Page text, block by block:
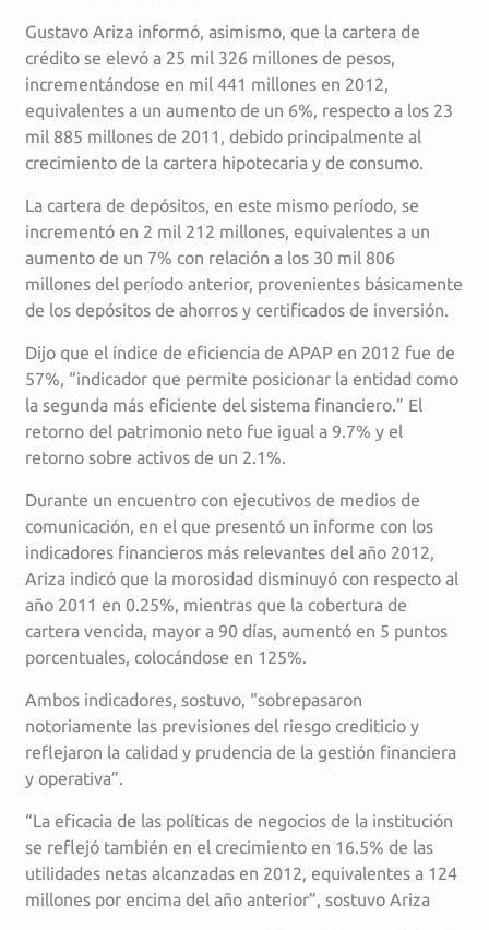
Gustavo Ariza informó, asimismo, que la cartera de
crédito se elevó a 25 mil 326 millones de pesos,
incrementándose en mil 441 millones en 2012,
equivalentes a un aumento de un 6%, respecto a los 23
mil 885 millones de 2011, debido principalmente al
crecimiento de la cartera hipotecaria y de consumo.
La cartera de depósitos, en este mismo período, se
incrementó en 2 mil 212 millones, equivalentes a un
aumento de un 7% con relación a los 30 mil 806
millones del período anterior, provenientes básicamente
de los depósitos de ahorros y certificados de inversión.
Dijo que el índice de eficiencia de APAP en 2012 fue de
57%, “indicador que permite posicionar la entidad como
la segunda más eficiente del sistema financiero.” El
retorno del patrimonio neto fue igual a 9.7% y el
retorno sobre activos de un 2.1%.
Durante un encuentro con ejecutivos de medios de
comunicación, en el que presentó un informe con los
indicadores financieros más relevantes del año 2012,
Ariza indicó que la morosidad disminuyó con respecto al
año 2011 en 0.25%, mientras que la cobertura de
cartera vencida, mayor a 90 días, aumentó en 5 puntos
porcentuales, colocándose en 125%.
Ambos indicadores, sostuvo, “sobrepasaron
notoriamente las previsiones del riesgo crediticio y
reflejaron la calidad y prudencia de la gestión financiera
y operativa”.
“La eficacia de las políticas de negocios de la institución
se reflejó también en el crecimiento en 16.5% de las
utilidades netas alcanzadas en 2012, equivalentes a 124
millones por encima del año anterior”, sostuvo Ariza